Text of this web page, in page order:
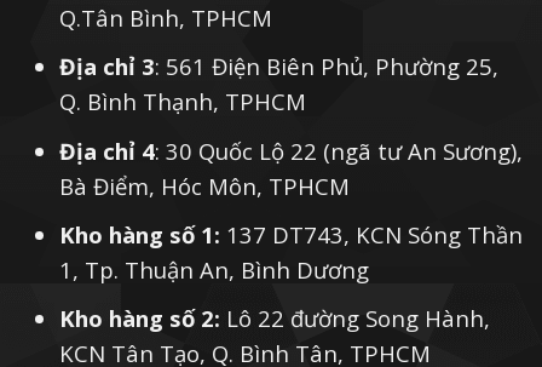
Q.Tân Bình, TPHCM
Địa chỉ 3: 561 Điện Biên Phủ, Phường 25,
Q. Bình Thạnh, TPHCM
Địa chỉ 4: 30 Quốc Lộ 22 (ngã tư An Sương),
Bà Điểm, Hóc Môn, TPHCM
Kho hàng số 1: 137 DT743, KCN Sóng Thần
1, Tp. Thuận An, Bình Dương
Kho hàng số 2: Lô 22 đường Song Hành,
KCN Tân Tạo, Q. Bình Tân, TPHCM